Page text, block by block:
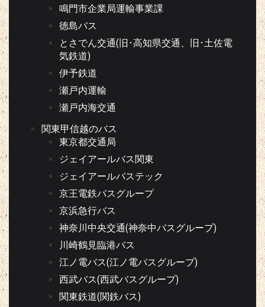
鳴門市企業局運輸事業課
徳島バス
とさでん交通(旧･高知県交通、旧･土佐電
気鉄道)
伊予鉄道
瀬戸内運輸
瀬戸内海交通
関東甲信越のバス
東京都交通局
ジェイアールバス関東
ジェイアールバステック
京王電鉄バスグループ
京浜急行バス
神奈川中央交通(神奈中バスグループ)
川崎鶴見臨港バス
江ノ電バス(江ノ電バスグループ)
西武バス(西武バスグループ)
関東鉄道(関鉄バス)